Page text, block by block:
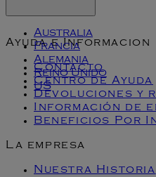
Australia
Francia
Alemania
Reino Unido
US
Ayuda e Informacion
Contacto
Centro de Ayuda
Devoluciones y
Información de
Beneficios Por
La empresa
Nuestra Historia